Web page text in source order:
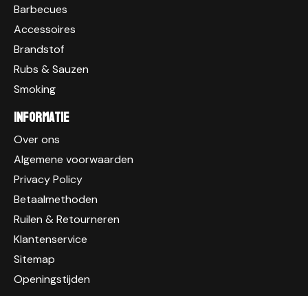
Barbecues
Accessoires
Brandstof
Rubs & Sauzen
Smoking
Informatie
Over ons
Algemene voorwaarden
Privacy Policy
Betaalmethoden
Ruilen & Retourneren
Klantenservice
Sitemap
Openingstijden